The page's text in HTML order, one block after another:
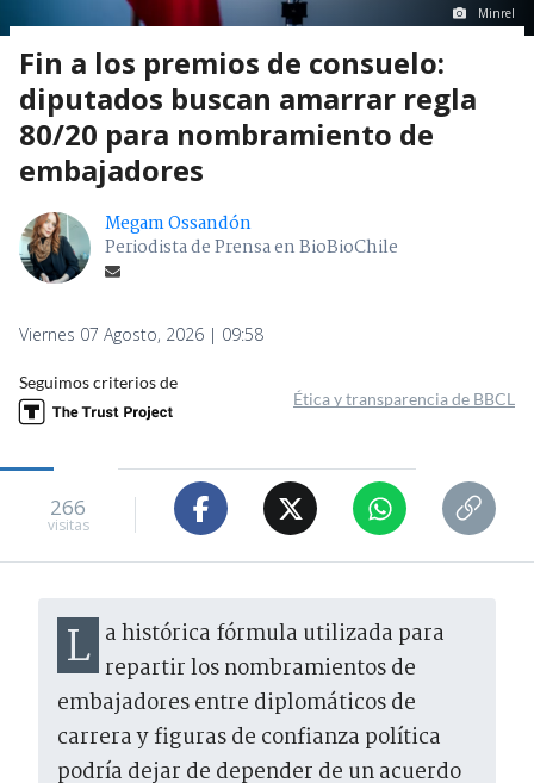
Minrel
Fin a los premios de consuelo:
diputados buscan amarrar regla
80/20 para nombramiento de
embajadores
Megam Ossandón
Periodista de Prensa en BioBioChile
Viernes 07 Agosto, 2026 | 09:58
Seguimos criterios de
Ética y transparencia de BBCL
266
visitas
La histórica fórmula utilizada para repartir los nombramientos de
embajadores entre diplomáticos de
carrera y figuras de confianza política
podría dejar de depender de un acuerdo